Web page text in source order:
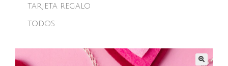
TARJETA REGALO
TODOS